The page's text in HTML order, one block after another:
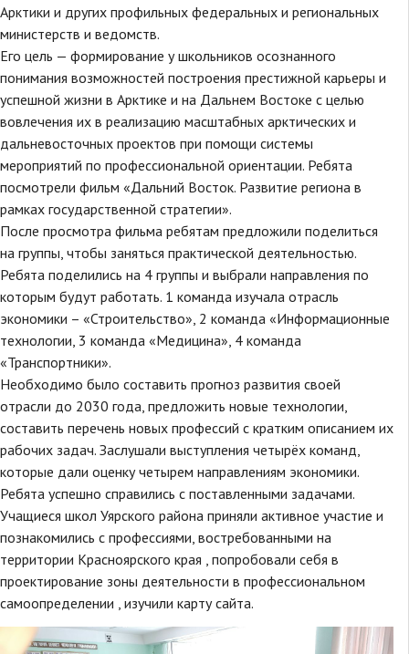
Арктики и других профильных федеральных и региональных
министерств и ведомств.
Его цель — формирование у школьников осознанного
понимания возможностей построения престижной карьеры и
успешной жизни в Арктике и на Дальнем Востоке с целью
вовлечения их в реализацию масштабных арктических и
дальневосточных проектов при помощи системы
мероприятий по профессиональной ориентации. Ребята
посмотрели фильм «Дальний Восток. Развитие региона в
рамках государственной стратегии».
После просмотра фильма ребятам предложили поделиться
на группы, чтобы заняться практической деятельностью.
Ребята поделились на 4 группы и выбрали направления по
которым будут работать. 1 команда изучала отрасль
экономики – «Строительство», 2 команда «Информационные
технологии, 3 команда «Медицина», 4 команда
«Транспортники».
Необходимо было составить прогноз развития своей
отрасли до 2030 года, предложить новые технологии,
составить перечень новых профессий с кратким описанием их
рабочих задач. Заслушали выступления четырёх команд,
которые дали оценку четырем направлениям экономики.
Ребята успешно справились с поставленными задачами.
Учащиеся школ Уярского района приняли активное участие и
познакомились с профессиями, востребованными на
территории Красноярского края , попробовали себя в
проектирование зоны деятельности в профессиональном
самоопределении , изучили карту сайта.